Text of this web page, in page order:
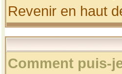
Revenir en haut
Comment puis-